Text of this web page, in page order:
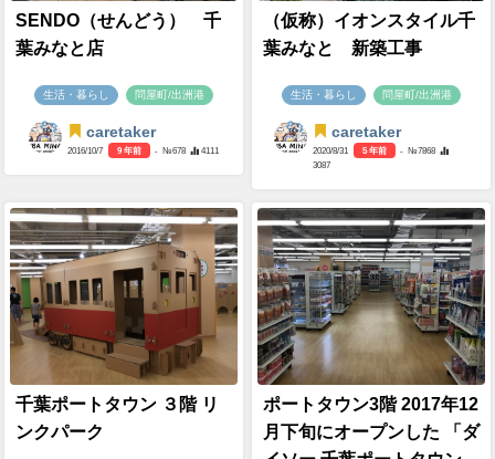
SENDO（せんどう） 千
葉みなと店
生活・暮らし 問屋町/出洲港
caretaker
2016/10/7 9 年前 - №678 4111
（仮称）イオンスタイル千
葉みなと 新築工事
生活・暮らし 問屋町/出洲港
caretaker
2020/8/31 5 年前
- №7868
3087
千葉ポートタウン ３階 リ
ンクパーク
ポートタウン3階 2017年12
月下旬にオープンした 「ダ